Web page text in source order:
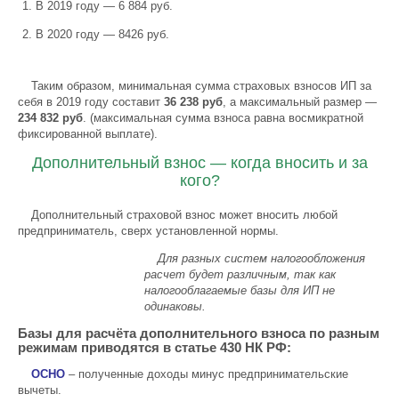
В 2019 году — 6 884 руб.
В 2020 году — 8426 руб.
Таким образом, минимальная сумма страховых взносов ИП за
себя в 2019 году составит 36 238 руб, а максимальный размер —
234 832 руб. (максимальная сумма взноса равна восмикратной
фиксированной выплате).
Дополнительный взнос — когда вносить и за
кого?
Дополнительный страховой взнос может вносить любой
предприниматель, сверх установленной нормы.
Для разных систем налогообложения
расчет будет различным, так как
налогооблагаемые базы для ИП не
одинаковы.
Базы для расчёта дополнительного взноса по разным
режимам приводятся в статье 430 НК РФ:
ОСНО – полученные доходы минус предпринимательские
вычеты.